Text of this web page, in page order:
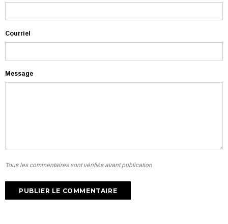
Courriel
Message
Tous les commentaires sont vérifiés avant publication